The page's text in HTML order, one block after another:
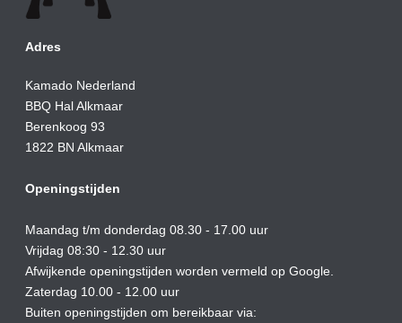
Adres
Kamado Nederland
BBQ Hal Alkmaar
Berenkoog 93
1822 BN Alkmaar
Openingstijden
Maandag t/m donderdag 08.30 - 17.00 uur
Vrijdag 08:30 - 12.30 uur
Afwijkende openingstijden worden vermeld op Google.
Zaterdag 10.00 - 12.00 uur
Buiten openingstijden om bereikbaar via: